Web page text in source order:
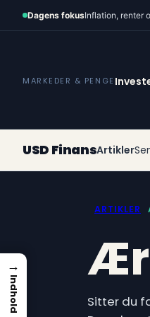
Spring
til
Dagens fokusInflation, renter
MARKEDER & PENGE
USD FinansArtikler
ARTIKLER
Sitter du
→
Indhold